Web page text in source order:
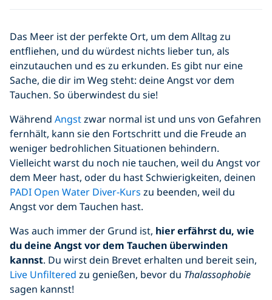
Das Meer ist der perfekte Ort, um dem Alltag zu
entfliehen, und du würdest nichts lieber tun, als
einzutauchen und es zu erkunden. Es gibt nur eine
Sache, die dir im Weg steht: deine Angst vor dem
Tauchen. So überwindest du sie!
Während Angstzwar normal ist und uns von Gefahren
fernhält, kann sie den Fortschritt und die Freude an
weniger bedrohlichen Situationen behindern.
Vielleicht warst du noch nie tauchen, weil du Angst vor
dem Meer hast, oder du hast Schwierigkeiten, deinen
PADI Open Water Diver-Kurs zu beenden, weil du
Angst vor dem Tauchen hast.
Was auch immer der Grund ist, hier erfährst du, wie
du deine Angst vor dem Tauchen überwinden
kannst. Du wirst dein Brevet erhalten und bereit sein,
Live Unfiltered zu genießen, bevor du Thalassophobie
sagen kannst!